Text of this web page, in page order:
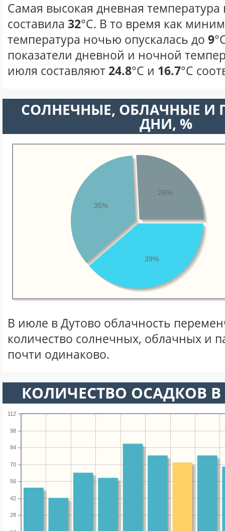
Самая высокая дневная температура
составила 32°С. В то время как
температура ночью опускалась до 9
показатели дневной и ночной
июля составляют 24.8°С и 16.7°С
CОЛНЕЧНЫЕ, ОБЛАЧНЫЕ И
ДНИ, %
39%
35%
26%
В июле в Дутово облачность
количество солнечных, облачных и
почти одинаково.
КОЛИЧЕСТВО ОСАДКОВ
28
42
56
70
84
98
112